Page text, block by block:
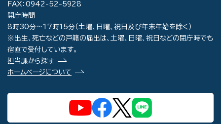
FAX：0942-52-5928
開庁時間
8時30分～17時15分（土曜、日曜、祝日及び年末年始を除く）
※出生、死亡などの戸籍の届出は、土曜、日曜、祝日などの閉庁時でも
宿直で受付しています。
担当課から探す
ホームページについて